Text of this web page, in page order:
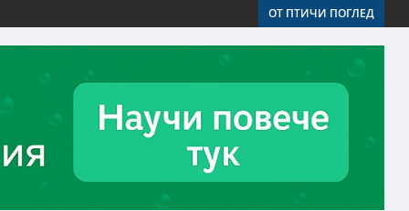
ОТ ПТИЧИ ПОГЛЕД